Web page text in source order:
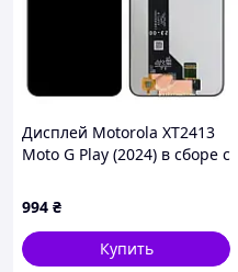
Дисплей Motorola XT2413
Moto G Play (2024) в сборе с
PRC
994 ₴
Купить